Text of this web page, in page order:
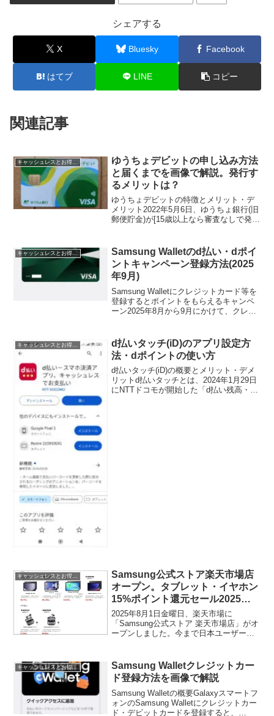
シェアする
X Bluesky Facebook
はてブ LINE コピー
関連記事
キャッシュレスとお得情報
ゆうちょデビットの申し込み方法
と届くまでを画像で解説。発行す
るメリットは？
ゆうちょデビットの特徴とメリット・デ
メリット2022年5月6日、ゆうちょ銀行(旧
郵便貯金)が[15歳以上なら審査なしで発行
ットを含むVisaデビットカードは、クレ
ジ...
キャッシュレスとお得情報
Samsung Walletのd払い・dポイ
ントキャンペーン登録方法(2025
年9月)
Samsung Walletにクレジットカード等を
登録するとポイントをもらえるキャンペ
ーン2025年8月から9月にかけて、クレジ
に登録するとポイント...
d払いタッチ(iD)のアプリ設定方
法・dポイントの使い方
d払いタッチ(iD)の概要とメリット・デメ
リットd払いタッチとは、2024年1月29日
にNTTドコモが開始した「d払い残高・d
キャッシュレスとお得情報
Samsung公式ストア楽天市場店
オープン。タブレット・イヤホン
15%ポイント還元セール2025年8
月4日～11日、24日～27日実施
2025年8月1日金曜日、楽天市場に
「Samsung公式ストア 楽天市場店」がオ
ープンしました。今まで日本ユーザー向
楽天市場への出店により楽天ユーザ...
キャッシュレスとお得情報
Samsung Walletクレジットカー
ド登録方法を画像で解説
Samsung Walletの概要Galaxyスマートフ
ォンのSamsung Walletにクレジットカー
ド・デビットカードを登録すると、